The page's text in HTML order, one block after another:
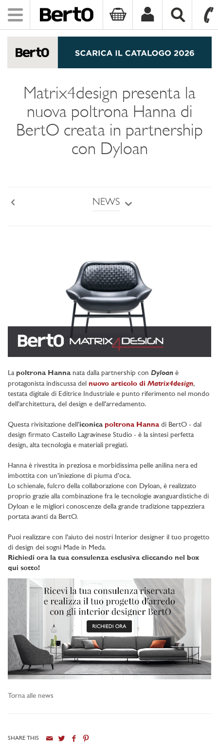
Toggle
navigation
Matrix4design presenta la
nuova poltrona Hanna di
BertO creata in partnership
con Dyloan
NEWS
La poltrona Hanna nata dalla partnership con Dyloan è
protagonista indiscussa del nuovo articolo di Matrix4design,
testata digitale di Editrice Industriale e punto riferimento nel mondo
dell’architettura, del design e dell’arredamento.
Questa rivisitazione dell’iconica poltrona Hanna di BertO - dal
design firmato Castello Lagravinese Studio - è la sintesi perfetta
design, alta tecnologia e materiali pregiati.
Hanna è rivestita in preziosa e morbidissima pelle anilina nera ed
imbottita con un’iniezione di piuma d’oca.
Lo schienale, fulcro della collaborazione con Dyloan, è realizzato
proprio grazie alla combinazione fra le tecnologie avanguardistiche di
Dyloan e le migliori conoscenze della grande tradizione tappezziera
portata avanti da BertO.
Puoi realizzare con l’aiuto dei nostri Interior designer il tuo progetto
di design dei sogni Made in Meda.
Richiedi ora la tua consulenza esclusiva cliccando nel box
qui sotto!
Torna alle news
SHARE THIS